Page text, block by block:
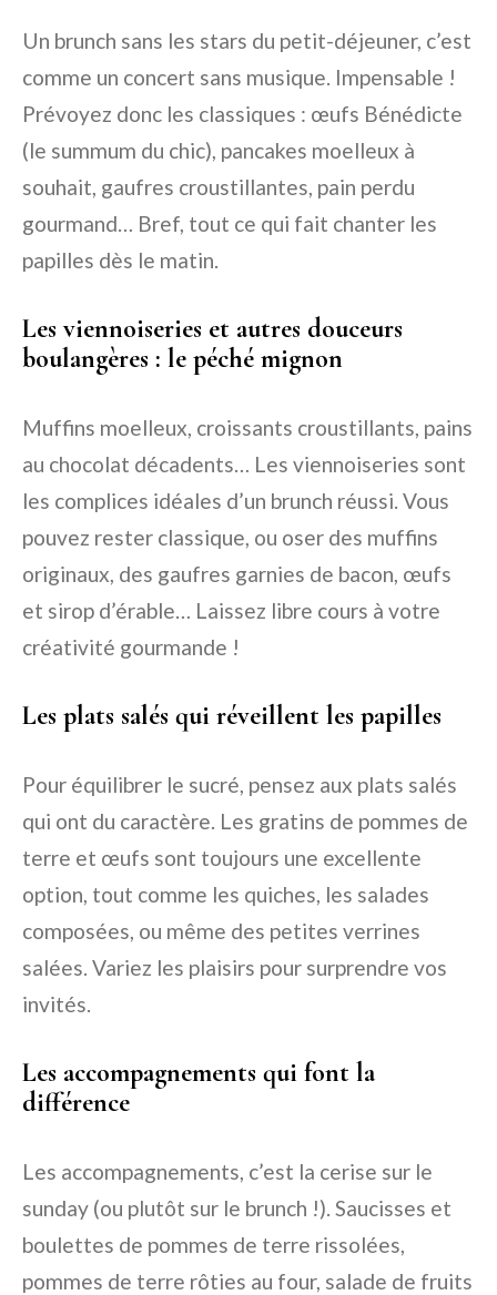
Un brunch sans les stars du petit-déjeuner, c’est
comme un concert sans musique. Impensable !
Prévoyez donc les classiques : œufs Bénédicte
(le summum du chic), pancakes moelleux à
souhait, gaufres croustillantes, pain perdu
gourmand… Bref, tout ce qui fait chanter les
papilles dès le matin.
Les viennoiseries et autres douceurs
boulangères : le péché mignon
Muffins moelleux, croissants croustillants, pains
au chocolat décadents… Les viennoiseries sont
les complices idéales d’un brunch réussi. Vous
pouvez rester classique, ou oser des muffins
originaux, des gaufres garnies de bacon, œufs
et sirop d’érable… Laissez libre cours à votre
créativité gourmande !
Les plats salés qui réveillent les papilles
Pour équilibrer le sucré, pensez aux plats salés
qui ont du caractère. Les gratins de pommes de
terre et œufs sont toujours une excellente
option, tout comme les quiches, les salades
composées, ou même des petites verrines
salées. Variez les plaisirs pour surprendre vos
invités.
Les accompagnements qui font la
différence
Les accompagnements, c’est la cerise sur le
sunday (ou plutôt sur le brunch !). Saucisses et
boulettes de pommes de terre rissolées,
pommes de terre rôties au four, salade de fruits